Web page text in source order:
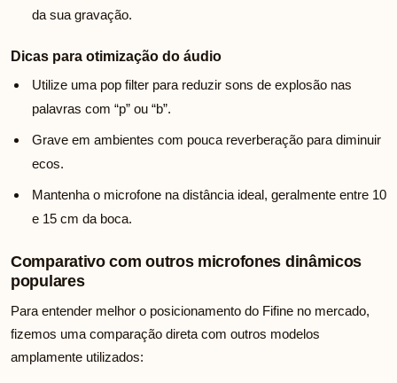
da sua gravação.
Dicas para otimização do áudio
Utilize uma pop filter para reduzir sons de explosão nas
palavras com “p” ou “b”.
Grave em ambientes com pouca reverberação para diminuir
ecos.
Mantenha o microfone na distância ideal, geralmente entre 10
e 15 cm da boca.
Comparativo com outros microfones dinâmicos
populares
Para entender melhor o posicionamento do Fifine no mercado,
fizemos uma comparação direta com outros modelos
amplamente utilizados: